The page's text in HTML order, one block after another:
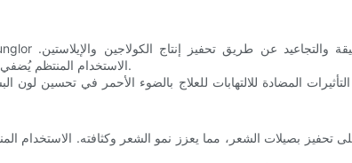
الاستخدام المنتظم يُضفي على البشرة مظهراً أكثر نعومة وشباباً.
المضادة للالتهابات للعلاج بالضوء الأحمر في تحسين لون
تحفيز بصيلات الشعر، مما يعزز نمو الشعر وكثافته. الاستخدام